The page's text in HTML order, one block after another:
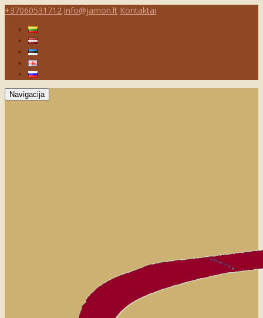
+37060531712 info@jamon.lt Kontaktai
Navigacija